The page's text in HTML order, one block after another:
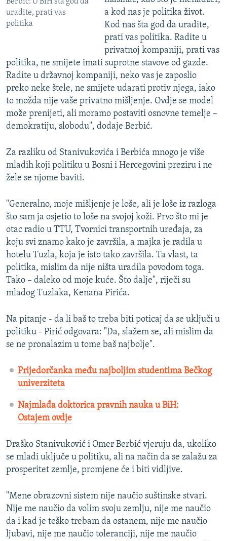
uradite, prati vas
politika
a kod nas je politika život.
Kod nas šta god da uradite,
prati vas politika. Radite u
privatnoj kompaniji, prati vas
politika, ne smijete imati suprotne stavove od gazde.
Radite u državnoj kompaniji, neko vas je zaposlio
preko neke štele, ne smijete udarati protiv njega, iako
to možda nije vaše privatno mišljenje. Ovdje se model
može prenijeti, ali moramo postaviti osnovne temelje –
demokratiju, slobodu", dodaje Berbić.
Za razliku od Stanivukovića i Berbića mnogo je više
mladih koji politiku u Bosni i Hercegovini preziru i ne
žele se njome baviti.
"Generalno, moje mišljenje je loše, ali je loše iz razloga
što sam ja osjetio to loše na svojoj koži. Prvo što mi je
otac radio u TTU, Tvornici transportnih uređaja, za
koju svi znamo kako je završila, a majka je radila u
hotelu Tuzla, koja je isto tako završila. Ta vlast, ta
politika, mislim da nije ništa uradila povodom toga.
Tako – daleko od moje kuće. Što dalje", riječi su
mladog Tuzlaka, Kenana Pirića.
Na pitanje - da li baš to treba biti poticaj da se uključi u
politiku - Pirić odgovara: "Da, slažem se, ali mislim da
se ne pronalazim u tome baš najbolje".
Prijedorčanka među najboljim studentima Bečkog
univerziteta
Najmlađa doktorica pravnih nauka u BiH:
Ostajem ovdje
Draško Stanivuković i Omer Berbić vjeruju da, ukoliko
se mladi uključe u politiku, ali na način da se zalažu za
prosperitet zemlje, promjene će i biti vidljive.
"Mene obrazovni sistem nije naučio suštinske stvari.
Nije me naučio da volim svoju zemlju, nije me naučio
da i kad je teško trebam da ostanem, nije me naučio
ljubavi, nije me naučio toleranciji, nije me naučio